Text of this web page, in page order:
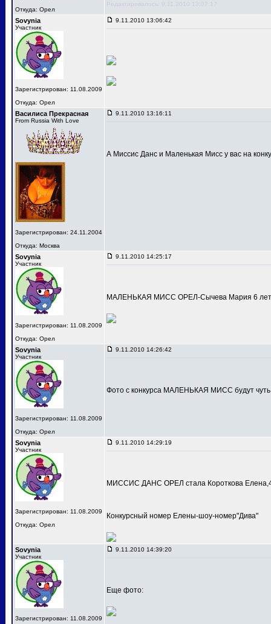
Откуда: Орел
Редактировалось: 9.11.2010 13:07:17
Sovynia
Участник
Зарегистрирован: 11.08.2009
Откуда: Орел
9.11.2010 13:06:42
Василиса Прекрасная
From Russia With Love
Зарегистрирован: 24.11.2004
Откуда: Москва
9.11.2010 13:16:11
А Миссис Данс и Маленькая Мисс у вас на
Sovynia
Участник
Зарегистрирован: 11.08.2009
Откуда: Орел
9.11.2010 14:25:17
МАЛЕНЬКАЯ МИСС ОРЕЛ-Сычева Мария 6
Sovynia
Участник
Зарегистрирован: 11.08.2009
Откуда: Орел
9.11.2010 14:26:42
Фото с конкурса МАЛЕНЬКАЯ МИСС будут
Sovynia
Участник
Зарегистрирован: 11.08.2009
Откуда: Орел
9.11.2010 14:29:19
МИССИС ДАНС ОРЕЛ стала Короткова
Конкурсный номер Елены-шоу-номер"Дива"
Sovynia
Участник
Зарегистрирован: 11.08.2009
9.11.2010 14:39:20
Еще фото: